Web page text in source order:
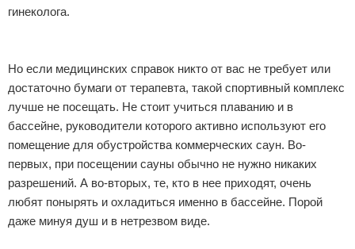
гинеколога.
Но если медицинских справок никто от вас не требует или
достаточно бумаги от терапевта, такой спортивный комплекс
лучше не посещать. Не стоит учиться плаванию и в
бассейне, руководители которого активно используют его
помещение для обустройства коммерческих саун. Во-
первых, при посещении сауны обычно не нужно никаких
разрешений. А во-вторых, те, кто в нее приходят, очень
любят понырять и охладиться именно в бассейне. Порой
даже минуя душ и в нетрезвом виде.